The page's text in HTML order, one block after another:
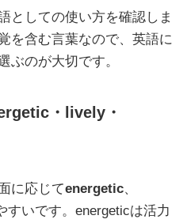
としての使い方を確認しま
を含む言葉なので、英語に
ぶのが大切です。
・lively・
に応じてenergetic
すいです。energeticは活力